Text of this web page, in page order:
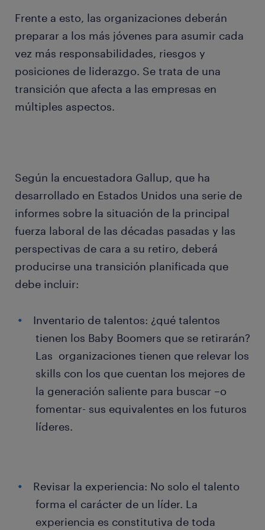
Frente a esto, las organizaciones deberán
preparar a los más jóvenes para asumir cada
vez más responsabilidades, riesgos y
posiciones de liderazgo. Se trata de una
transición que afecta a las empresas en
múltiples aspectos.
Según la encuestadora Gallup, que ha
desarrollado en Estados Unidos una serie de
informes sobre la situación de la principal
fuerza laboral de las décadas pasadas y las
perspectivas de cara a su retiro, deberá
producirse una transición planificada que
debe incluir:
Inventario de talentos: ¿qué talentos
tienen los Baby Boomers que se retirarán?
Las organizaciones tienen que relevar los
skills con los que cuentan los mejores de
la generación saliente para buscar –o
fomentar- sus equivalentes en los futuros
líderes.
Revisar la experiencia: No solo el talento
forma el carácter de un líder. La
experiencia es constitutiva de toda